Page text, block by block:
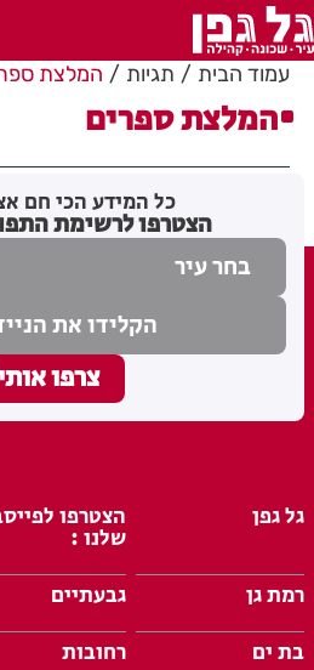
עמוד הבית תגיות המלצת
המלצת ספרים
כל המידע הכי חם
הצטרפו לרשימת
גל גפן הצטרפו
שלנו :
רמת גן
גבעתיים
בת ים
רחובות